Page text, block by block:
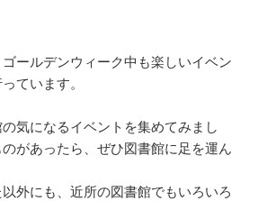
ールデンウィーク中も楽しいイベン
ています。
気になるイベントを集めてみまし
があったら、ぜひ図書館に足を運ん
外にも、近所の図書館でもいろいろ